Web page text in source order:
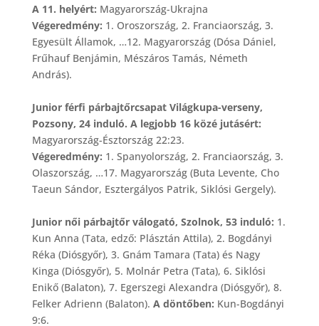
A 11. helyért: Magyarország-Ukrajna
Végeredmény: 1. Oroszország, 2. Franciaország, 3.
Egyesült Államok, …12. Magyarország (Dósa Dániel,
Frűhauf Benjámin, Mészáros Tamás, Németh
András).
Junior férfi párbajtőrcsapat Világkupa-verseny,
Pozsony, 24 induló. A legjobb 16 közé jutásért:
Magyarország-Észtország 22:23.
Végeredmény: 1. Spanyolország, 2. Franciaország, 3.
Olaszország, …17. Magyarország (Buta Levente, Cho
Taeun Sándor, Esztergályos Patrik, Siklósi Gergely).
Junior női párbajtőr válogató, Szolnok, 53 induló: 1.
Kun Anna (Tata, edző: Plásztán Attila), 2. Bogdányi
Réka (Diósgyőr), 3. Gnám Tamara (Tata) és Nagy
Kinga (Diósgyőr), 5. Molnár Petra (Tata), 6. Siklósi
Enikő (Balaton), 7. Egerszegi Alexandra (Diósgyőr), 8.
Felker Adrienn (Balaton). A döntőben: Kun-Bogdányi
9:6.